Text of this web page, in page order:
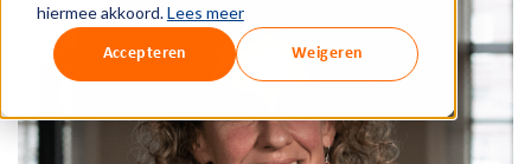
hiermee akkoord.Lees meer
Accepteren Weigeren